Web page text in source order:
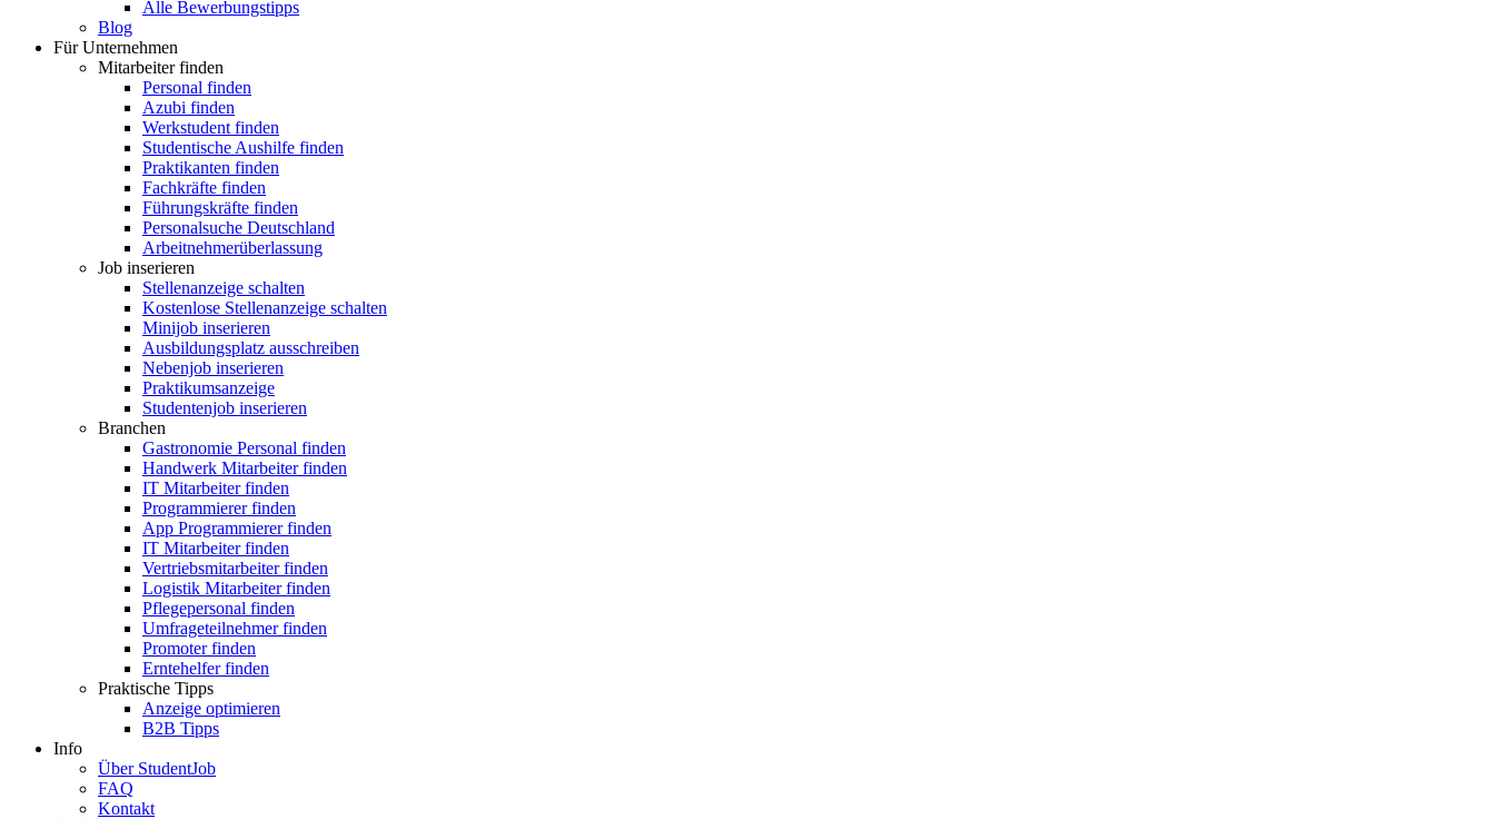
Alle Bewerbungstipps
Blog
Für Unternehmen
Mitarbeiter finden
Personal finden
Azubi finden
Werkstudent finden
Studentische Aushilfe finden
Praktikanten finden
Fachkräfte finden
Führungskräfte finden
Personalsuche Deutschland
Arbeitnehmerüberlassung
Job inserieren
Stellenanzeige schalten
Kostenlose Stellenanzeige schalten
Minijob inserieren
Ausbildungsplatz ausschreiben
Nebenjob inserieren
Praktikumsanzeige
Studentenjob inserieren
Branchen
Gastronomie Personal finden
Handwerk Mitarbeiter finden
IT Mitarbeiter finden
Programmierer finden
App Programmierer finden
IT Mitarbeiter finden
Vertriebsmitarbeiter finden
Logistik Mitarbeiter finden
Pflegepersonal finden
Umfrageteilnehmer finden
Promoter finden
Erntehelfer finden
Praktische Tipps
Anzeige optimieren
B2B Tipps
Info
Über StudentJob
FAQ
Kontakt